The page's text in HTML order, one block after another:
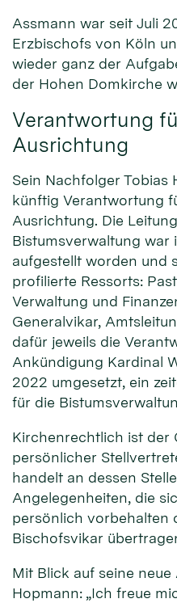
Assmann war seit Juli
Erzbischofs von Köln
wieder ganz der
der Hohen Domkirche
Verantwortung
Ausrichtung
Sein Nachfolger
künftig Verantwortung
Ausrichtung. Die
Bistumsverwaltung war
aufgestellt worden und
profilierte Ressorts:
Verwaltung und
Generalvikar,
dafür jeweils die
Ankündigung Kardinal
2022 umgesetzt, ein
für die
Kirchenrechtlich ist der
persönlicher
handelt an dessen
Angelegenheiten, die
persönlich vorbehalten
Bischofsvikar
Mit Blick auf seine
Hopmann: „Ich freue